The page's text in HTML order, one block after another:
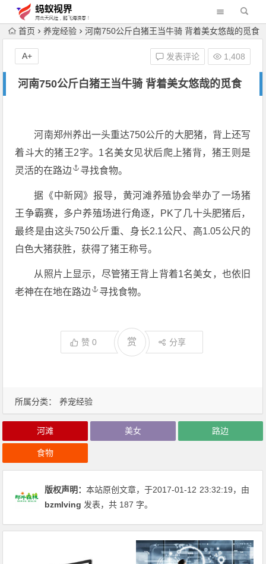
首页 养宠经验 河南750公斤白猪王当牛骑 背着美女悠哉的觅食
河南750公斤白猪王当牛骑 背着美女悠哉的觅食
发表评论 1,408
A+
所属分类： 养宠经验
河南郑州养出一头重达750公斤的大肥猪，背上还写
着斗大的猪王2字。1名美女见状后爬上猪背，猪王则是
灵活的在路边 寻找食物。
据《中新网》报导，黄河滩养殖协会举办了一场猪
王争霸赛，多户养殖场进行角逐，PK了几十头肥猪后，
最终是由这头750公斤重、身长2.1公尺、高1.05公尺的
白色大猪获胜，获得了猪王称号。
从照片上显示，尽管猪王背上背着1名美女，也依旧
老神在在地在路边 寻找食物。
赞0 赏 分享
河滩 美女 路边
食物
版权声明：本站原创文章，于2017-01-12 23:32:19，由
bzmlving 发表，共 187 字。